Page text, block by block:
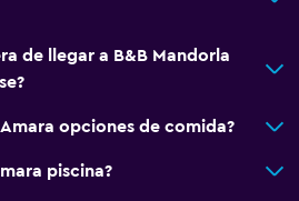
de llegar a B&B Mandorla
opciones de comida?
piscina?